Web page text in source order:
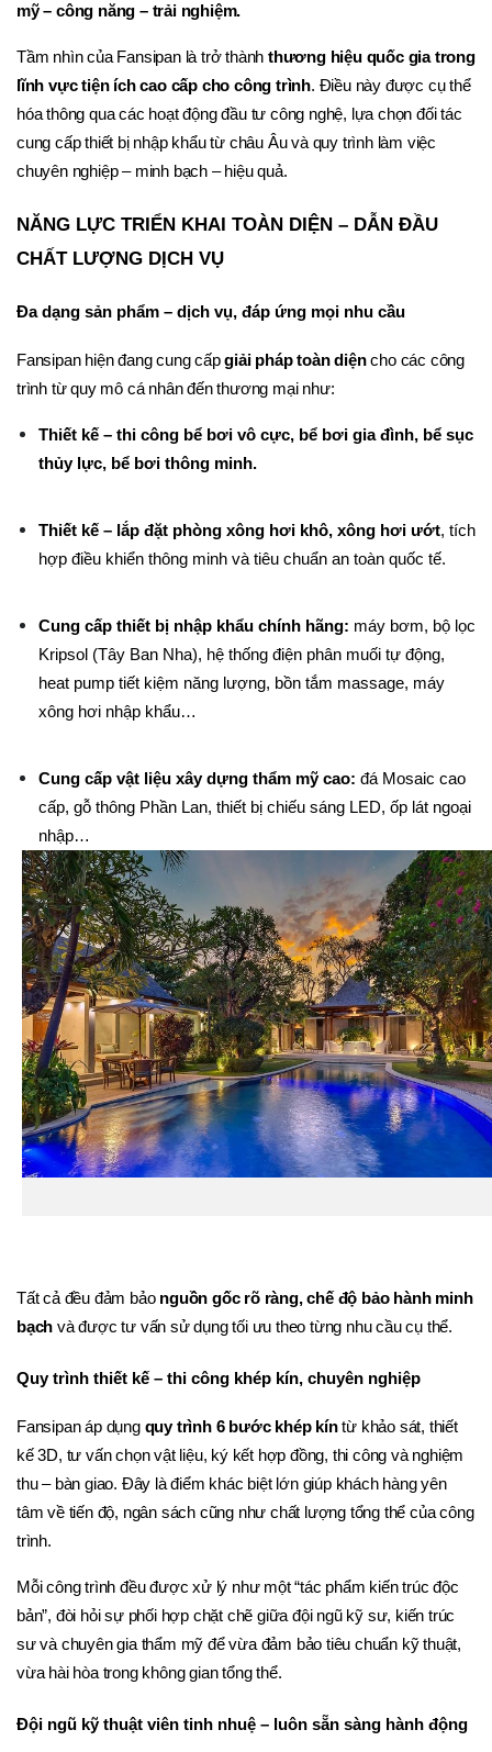
mỹ – công năng – trải nghiệm.
Tầm nhìn của Fansipan là trở thành thương hiệu quốc gia trong
lĩnh vực tiện ích cao cấp cho công trình. Điều này được cụ thể
hóa thông qua các hoạt động đầu tư công nghệ, lựa chọn đối tác
cung cấp thiết bị nhập khẩu từ châu Âu và quy trình làm việc
chuyên nghiệp – minh bạch – hiệu quả.
NĂNG LỰC TRIỂN KHAI TOÀN DIỆN – DẪN ĐẦU
CHẤT LƯỢNG DỊCH VỤ
Đa dạng sản phẩm – dịch vụ, đáp ứng mọi nhu cầu
Fansipan hiện đang cung cấp giải pháp toàn diện cho các công
trình từ quy mô cá nhân đến thương mại như:
Thiết kế – thi công bể bơi vô cực, bể bơi gia đình, bể sục
thủy lực, bể bơi thông minh.
Thiết kế – lắp đặt phòng xông hơi khô, xông hơi ướt, tích
hợp điều khiển thông minh và tiêu chuẩn an toàn quốc tế.
Cung cấp thiết bị nhập khẩu chính hãng: máy bơm, bộ lọc
Kripsol (Tây Ban Nha), hệ thống điện phân muối tự động,
heat pump tiết kiệm năng lượng, bồn tắm massage, máy
xông hơi nhập khẩu…
Cung cấp vật liệu xây dựng thẩm mỹ cao: đá Mosaic cao
cấp, gỗ thông Phần Lan, thiết bị chiếu sáng LED, ốp lát ngoại
nhập…
Tất cả đều đảm bảo nguồn gốc rõ ràng, chế độ bảo hành minh
bạch và được tư vấn sử dụng tối ưu theo từng nhu cầu cụ thể.
Quy trình thiết kế – thi công khép kín, chuyên nghiệp
Fansipan áp dụng quy trình 6 bước khép kín từ khảo sát, thiết
kế 3D, tư vấn chọn vật liệu, ký kết hợp đồng, thi công và nghiệm
thu – bàn giao. Đây là điểm khác biệt lớn giúp khách hàng yên
tâm về tiến độ, ngân sách cũng như chất lượng tổng thể của công
trình.
Mỗi công trình đều được xử lý như một “tác phẩm kiến trúc độc
bản”, đòi hỏi sự phối hợp chặt chẽ giữa đội ngũ kỹ sư, kiến trúc
sư và chuyên gia thẩm mỹ để vừa đảm bảo tiêu chuẩn kỹ thuật,
vừa hài hòa trong không gian tổng thể.
Đội ngũ kỹ thuật viên tinh nhuệ – luôn sẵn sàng hành động